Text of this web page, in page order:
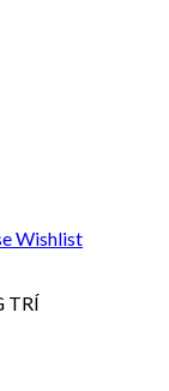
Wishlist
TRÍ